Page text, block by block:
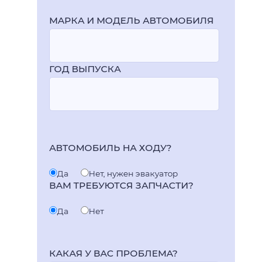
МАРКА И МОДЕЛЬ АВТОМОБИЛЯ
ГОД ВЫПУСКА
АВТОМОБИЛЬ НА ХОДУ?
Да Нет, нужен эвакуатор
ВАМ ТРЕБУЮТСЯ ЗАПЧАСТИ?
Да Нет
КАКАЯ У ВАС ПРОБЛЕМА?